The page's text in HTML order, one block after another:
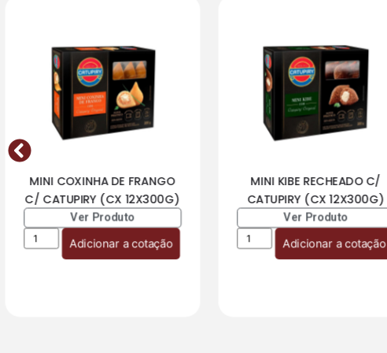
MINI COXINHA DE FRANGO
C/ CATUPIRY (CX 12X300G)
Ver Produto
Adicionar a cotação
MINI KIBE RECHEADO C/
CATUPIRY (CX 12X300G)
Ver Produto
Adicionar a cotação